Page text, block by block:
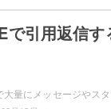
で引用返信す